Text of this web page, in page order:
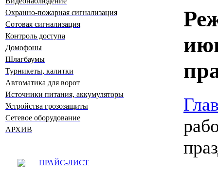
Охранно-пожарная сигнализация
Сотовая сигнализация
Контроль доступа
Домофоны
Шлагбаумы
Турникеты, калитки
Автоматика для ворот
Источники питания, аккумуляторы
Устройства грозозащиты
Сетевое оборудование
АРХИВ
ПРАЙС-ЛИСТ